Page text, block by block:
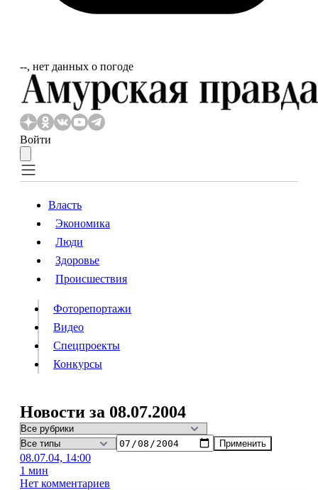
‐‐, нет данных о погоде
Войти
Власть
Происшествия
Видео
Конкурсы
ИнформацияПодпискаРекламаВсе новостиАрхив
Власть
Экономика
Люди
Здоровье
Происшествия
Фоторепортажи
Видео
Спецпроекты
Конкурсы
Новости за 08.07.2004
Применить
08.07.04, 14:00
1 мин
Нет комментариев